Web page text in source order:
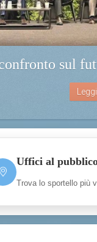
sul
Uffici al
Trova lo sportello più